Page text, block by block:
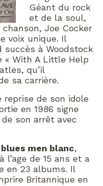
Géant du rock
et de la soul,
Joe Cocker
voix unique. Il
succès à Woodstock
« With A Little Help
qu’il
sa carrière.
reprise de son idole
en 1986 signe
son arrêt avec
blues men blanc,
de 15 ans et a
en 23 albums. Il
Britannique en